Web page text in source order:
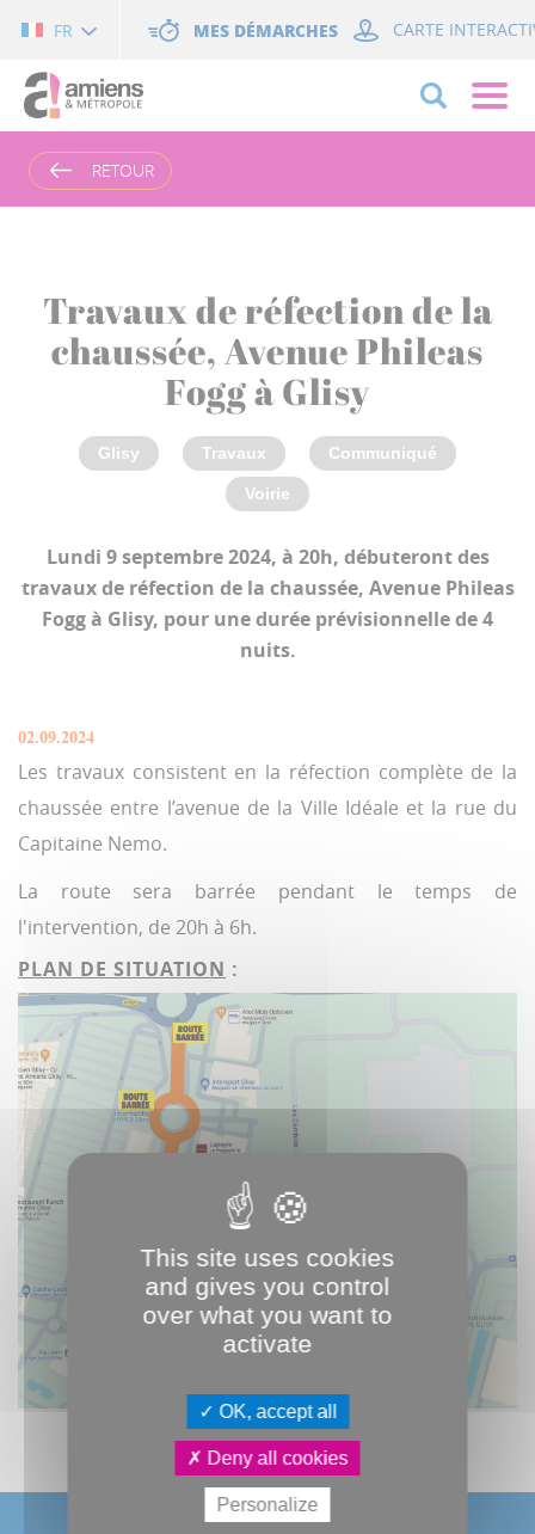
FR MES DÉMARCHES CARTE
RETOUR
Travaux de réfection de la
chaussée, Avenue Phileas
Fogg à Glisy
Glisy Travaux Communiqué
Voirie
Lundi 9 septembre 2024, à 20h, débuteront des
travaux de réfection de la chaussée, Avenue Phileas
Fogg à Glisy, pour une durée prévisionnelle de 4
nuits.
02.09.2024
Les travaux consistent en la réfection complète de la
chaussée entre l’avenue de la Ville Idéale et la rue du
Capitaine Nemo.
La route sera barrée pendant le temps de
l'intervention, de 20h à 6h.
PLAN DE SITUATION :
This site uses cookies
and gives you control
over what you want to
activate
OK, accept all
Deny all cookies
Personalize